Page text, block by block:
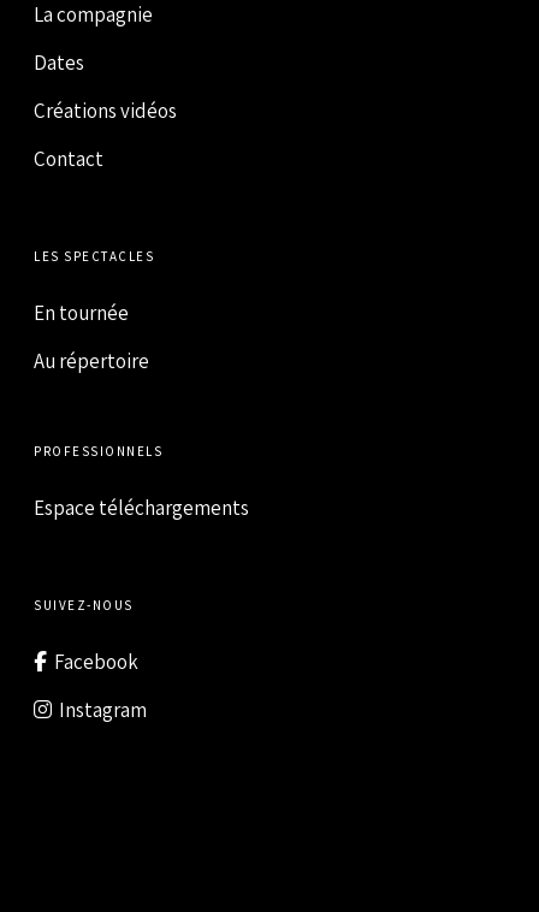
La compagnie
Dates
Créations vidéos
Contact
LES SPECTACLES
En tournée
Au répertoire
PROFESSIONNELS
Espace téléchargements
SUIVEZ-NOUS
Facebook
Instagram